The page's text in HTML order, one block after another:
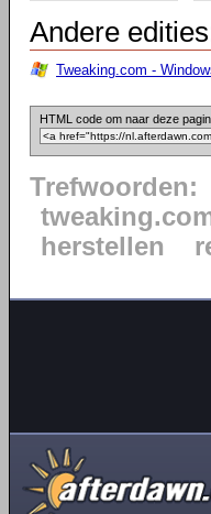
Andere
Tweaking.com -
HTML code om naar deze
Trefwoorden:
herstellen